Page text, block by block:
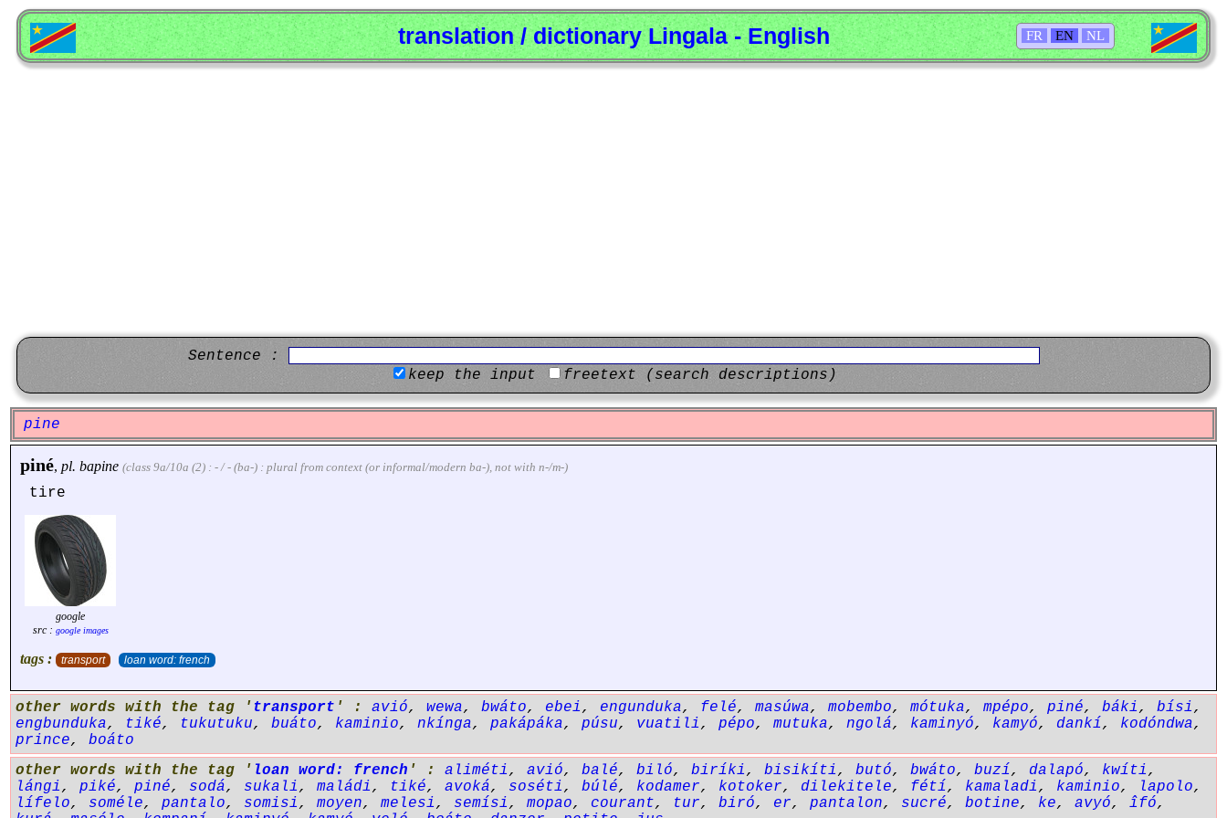
FR EN NL
translation / dictionary Lingala - English
Sentence :
keep the input
freetext (search descriptions)
pine
piné, pl. bapine (class 9a/10a (2) : - / - (ba-) : plural from context (or informal/modern ba-), not with n-/m-)
tire
google
src : google images
tags : transport loan word: french
other words with the tag ' transport ' : avió, wewa, bwáto, ebei, engunduka, felé, masúwa, mobembo, mótuka, mpépo, piné, báki, bísi,
engbunduka, tiké, tukutuku, buáto, kaminio, nkínga, pakápáka, púsu, vuatili, pépo, mutuka, ngolá, kaminyó, kamyó, dankí, kodóndwa,
prince, boáto
other words with the tag ' loan word: french ' : aliméti, avió, balé, biló, biríki, bisikíti, butó, bwáto, buzí, dalapó, kwíti,
lángi, piké, piné, sodá, sukali, maládi, tiké, avoká, soséti, búlé, kodamer, kotoker, dilekitele, fétí, kamaladi, kaminio, lapolo,
lífelo, soméle, pantalo, somisi, moyen, melesi, semísi, mopao, courant, tur, biró, er, pantalon, sucré, botine, ke, avyó, îfó,